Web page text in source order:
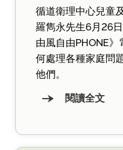
循道衛理中心兒童
羅雋永先生6月26
由風自由PHONE
何處理各種家庭問
他們。
閱讀全文